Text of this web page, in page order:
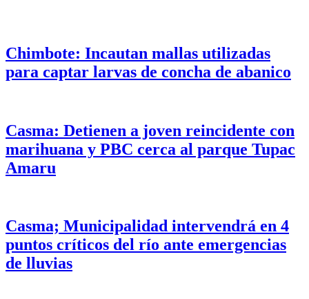
Chimbote: Incautan mallas utilizadas
para captar larvas de concha de abanico
Casma: Detienen a joven reincidente con
marihuana y PBC cerca al parque Tupac
Amaru
Casma; Municipalidad intervendrá en 4
puntos críticos del río ante emergencias
de lluvias